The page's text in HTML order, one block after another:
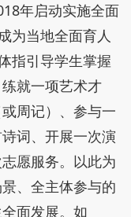
年启动实施全面
为当地全面育人
指引导学生掌握
就一项艺术才
周记）、参与一
词、开展一次演
愿服务。以此为
、全主体参与的
面发展。如